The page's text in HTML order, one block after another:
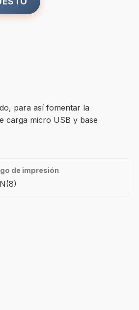
para así fomentar la
carga micro USB y base
de impresión